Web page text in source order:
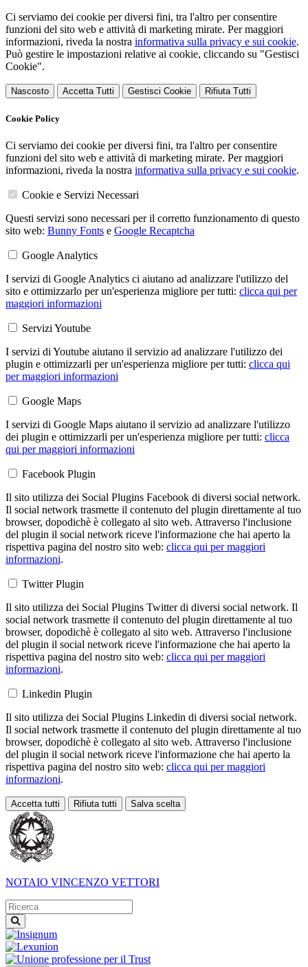
Ci serviamo dei cookie per diversi fini, tra l'altro per consentire
funzioni del sito web e attività di marketing mirate. Per maggiori
informazioni, riveda la nostra informativa sulla privacy e sui cookie.
Può gestire le impostazioni relative ai cookie, cliccando su "Gestisci
Cookie".
Nascosto Accetta Tutti Gestisci Cookie Rifiuta Tutti
Cookie Policy
Ci serviamo dei cookie per diversi fini, tra l'altro per consentire
funzioni del sito web e attività di marketing mirate. Per maggiori
informazioni, riveda la nostra informativa sulla privacy e sui cookie.
Cookie e Servizi Necessari
Questi servizi sono necessari per il corretto funzionamento di questo
sito web: Bunny Fonts e Google Recaptcha
Google Analytics
I servizi di Google Analytics ci aiutano ad analizzare l'utilizzo del
sito e ottimizzarlo per un'esperienza migliore per tutti: clicca qui per
maggiori informazioni
Servizi Youtube
I servizi di Youtube aiutano il servizio ad analizzare l'utilizzo dei
plugin e ottimizzarli per un'esperienza migliore per tutti: clicca qui
per maggiori informazioni
Google Maps
I servizi di Google Maps aiutano il servizio ad analizzare l'utilizzo
dei plugin e ottimizzarli per un'esperienza migliore per tutti: clicca
qui per maggiori informazioni
Facebook Plugin
Il sito utilizza dei Social Plugins Facebook di diversi social network.
Il social network trasmette il contenuto del plugin direttamente al tuo
browser, dopodichè è collegato al sito web. Attraverso l'inclusione
del plugin il social network riceve l'informazione che hai aperto la
rispettiva pagina del nostro sito web: clicca qui per maggiori
informazioni.
Twitter Plugin
Il sito utilizza dei Social Plugins Twitter di diversi social network. Il
social network trasmette il contenuto del plugin direttamente al tuo
browser, dopodichè è collegato al sito web. Attraverso l'inclusione
del plugin il social network riceve l'informazione che hai aperto la
rispettiva pagina del nostro sito web: clicca qui per maggiori
informazioni.
Linkedin Plugin
Il sito utilizza dei Social Plugins Linkedin di diversi social network.
Il social network trasmette il contenuto del plugin direttamente al tuo
browser, dopodichè è collegato al sito web. Attraverso l'inclusione
del plugin il social network riceve l'informazione che hai aperto la
rispettiva pagina del nostro sito web: clicca qui per maggiori
informazioni.
Accetta tutti Rifiuta tutti Salva scelta
Loading...
NOTAIO VINCENZO VETTORI